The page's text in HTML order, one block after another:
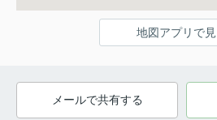
地図アプリで見
メールで共有する